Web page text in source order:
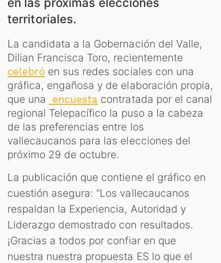
territoriales.
La candidata a la Gobernación del Valle,
Dilian Francisca Toro, recientemente
celebró en sus redes sociales con una
gráfica, engañosa y de elaboración propia,
que una
encuesta contratada por el canal
regional Telepacífico la puso a la cabeza
de las preferencias entre los
vallecaucanos para las elecciones del
próximo 29 de octubre.
La publicación que contiene el gráfico en
cuestión asegura: “Los vallecaucanos
respaldan la Experiencia, Autoridad y
Liderazgo demostrado con resultados.
¡Gracias a todos por confiar en que
nuestra nuestra propuesta ES lo que el